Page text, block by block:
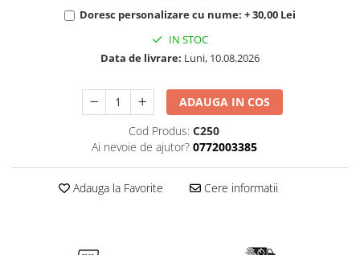
Doresc personalizare cu nume: + 30,00 Lei
IN STOC
Data de livrare: Luni, 10.08.2026
ADAUGA IN COS
Cod Produs: C250
Ai nevoie de ajutor? 0772003385
Adauga la Favorite Cere informatii